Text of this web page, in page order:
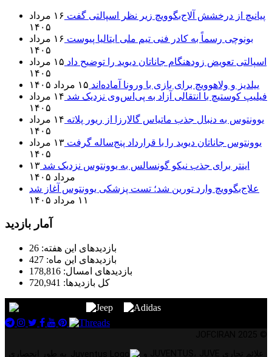
پیانیچ از درخشش آلاج‌بگوویچ زیر نظر اسپالتی گفت
۱۶ مرداد
۱۴۰۵
بونوچی رسماً به کادر فنی تیم ملی ایتالیا پیوست
۱۶ مرداد
۱۴۰۵
اسپالتی تعویض زودهنگام جاناتان دیوید را توضیح داد
۱۵ مرداد
۱۴۰۵
ییلدیز و ولاهوویچ برای بازی با ورونا آماده‌اند ۱۵ مرداد ۱۴۰۵
فیلیپ کوستیچ با انتقالی آزاد به پی‌اس‌وی نزدیک شد
۱۴ مرداد
۱۴۰۵
یوونتوس به دنبال جذب ماتیاس گالارزا از ریور پلاته
۱۴ مرداد
۱۴۰۵
یوونتوس جاناتان دیوید را با قرارداد پنج‌ساله گرفت
۱۳ مرداد
۱۴۰۵
اینتر برای جذب نیکو گونسالس به یوونتوس نزدیک شد ۱۳
مرداد ۱۴۰۵
علاج‌بگوویچ وارد تورین شد؛ تست پزشکی یوونتوس آغاز شد
۱۱ مرداد ۱۴۰۵
آمار بازدید
بازدیدهای این هفته: 26
بازدیدهای این ماه: 427
بازدیدهای امسال: 178,816
کل بازدیدها: 720,941